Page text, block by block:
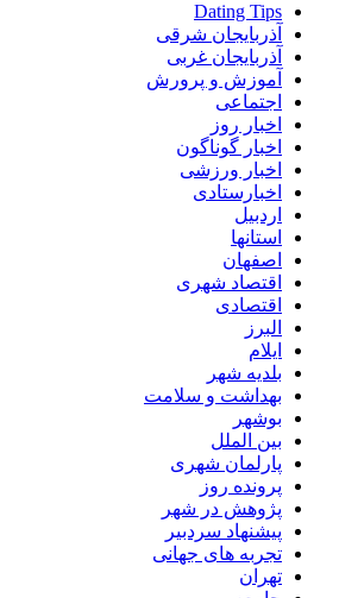
Dating Tips
آذربایجان شرقی
آذربایجان غربی
آموزش و پرورش
اجتماعی
اخبار روز
اخبار گوناگون
اخبار ورزشی
اخبارستادی
اردبیل
استانها
اصفهان
اقتصاد شهری
اقتصادی
البرز
ایلام
بلدیه شهر
بهداشت و سلامت
بوشهر
بین الملل
پارلمان شهری
پرونده روز
پژوهش در شهر
پیشنهاد سردبیر
تجربه های جهانی
تهران